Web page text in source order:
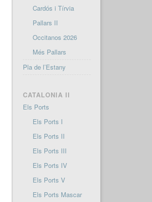
Cardós i Tírvia
Pallars II
Occitanos 2026
Més Pallars
Pla de l’Estany
CATALONIA II
Els Ports
Els Ports I
Els Ports II
Els Ports III
Els Ports IV
Els Ports V
Els Ports Mascar